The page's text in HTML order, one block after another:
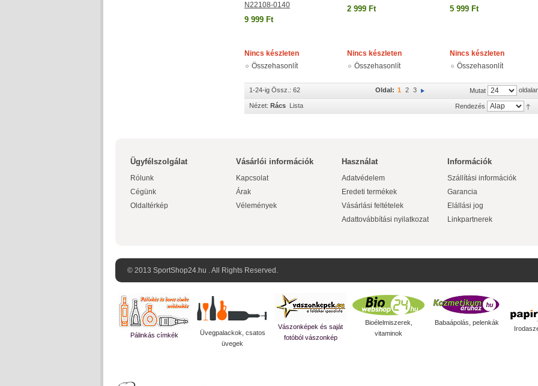
N22108-0140
9 999 Ft
Nincs készleten
Összehasonlít
2 999 Ft
Nincs készleten
Összehasonlít
5 999 Ft
Nincs készleten
Összehasonlít
1-24-ig Össz.: 62 Mutat
Oldal: 1 2 3
Nézet: Rács Lista Rendezés
Ügyfélszolgálat
Rólunk
Cégünk
Oldaltérkép
Vásárlói információk
Kapcsolat
Árak
Vélemények
Használat
Adatvédelem
Eredeti termékek
Vásárlási feltételek
Adattovábbítási nyilatkozat
Információk
Szállítási információk
Garancia
Elállási jog
Linkpartnerek
© 2013 SportShop24.hu . All Rights Reserved.
Pálinkás címkék
Üvegpalackok, csatos
üvegek
Vászonképek és saját
fotóból vászonkép
Bioélelmiszerek,
vitaminok
Babaápolás, pelenkák